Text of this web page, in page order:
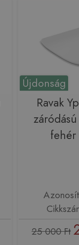
Újdonság
Ravak
fehér
25 000 Ft